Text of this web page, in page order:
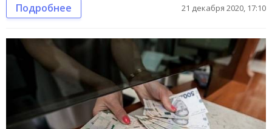
Подробнее 21 декабря 2020, 17:10